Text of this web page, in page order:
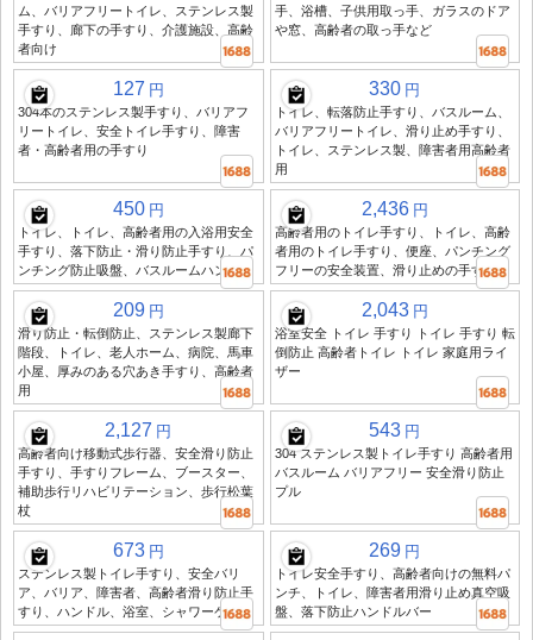
ム、バリアフリートイレ、ステンレス製
手すり、廊下の手すり、介護施設、高齢
者向け
手、浴槽、子供用取っ手、ガラスのドア
や窓、高齢者の取っ手など
127 円
304本のステンレス製手すり、バリアフ
リートイレ、安全トイレ手すり、障害
者・高齢者用の手すり
330 円
トイレ、転落防止手すり、バスルーム、
バリアフリートイレ、滑り止め手すり、
トイレ、ステンレス製、障害者用高齢者
用
450 円
トイレ、トイレ、高齢者用の入浴用安全
手すり、落下防止・滑り防止手すり、パ
ンチング防止吸盤、バスルームハンドル
2,436 円
高齢者用のトイレ手すり、トイレ、高齢
者用のトイレ手すり、便座、パンチング
フリーの安全装置、滑り止めの手すり
209 円
滑り防止・転倒防止、ステンレス製廊下
階段、トイレ、老人ホーム、病院、馬車
小屋、厚みのある穴あき手すり、高齢者
用
2,043 円
浴室安全 トイレ 手すり トイレ 手すり 転
倒防止 高齢者トイレ トイレ 家庭用ライ
ザー
2,127 円
高齢者向け移動式歩行器、安全滑り防止
手すり、手すりフレーム、ブースター、
補助歩行リハビリテーション、歩行松葉
杖
543 円
304 ステンレス製トイレ手すり 高齢者用
バスルーム バリアフリー 安全滑り防止
プル
673 円
ステンレス製トイレ手すり、安全バリ
ア、バリア、障害者、高齢者滑り防止手
すり、ハンドル、浴室、シャワーケア
269 円
トイレ安全手すり、高齢者向けの無料パ
ンチ、トイレ、障害者用滑り止め真空吸
盤、落下防止ハンドルバー